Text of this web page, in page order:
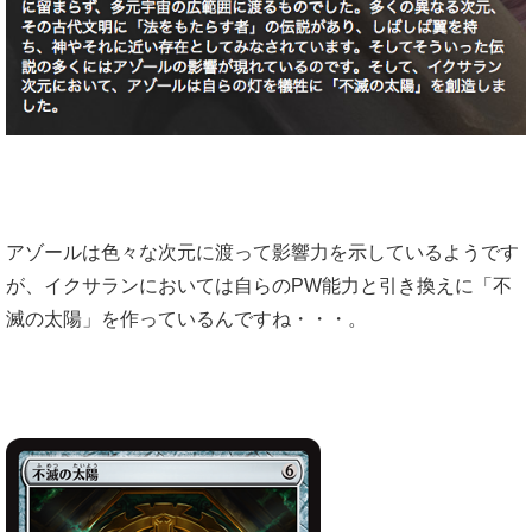
アゾールは色々な次元に渡って影響力を示しているようです
が、イクサランにおいては自らのPW能力と引き換えに「不
滅の太陽」を作っているんですね・・・。